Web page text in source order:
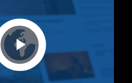
Play Video